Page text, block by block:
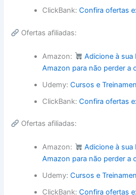
ClickBank:Confira ofertas
Ofertas afiliadas:
Amazon:
Adicione à sua
Amazon para não perder a
Udemy:Cursos e
ClickBank:Confira ofertas
Ofertas afiliadas:
Amazon:
Adicione à sua
Amazon para não perder a
Udemy:Cursos e
ClickBank:Confira ofertas